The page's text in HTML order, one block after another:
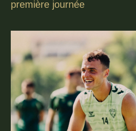
première journée